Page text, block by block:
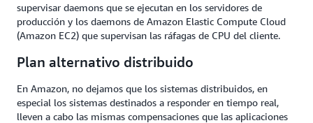
supervisar daemons que se ejecutan en los servidores de
producción y los daemons de Amazon Elastic Compute Cloud
(Amazon EC2) que supervisan las ráfagas de CPU del cliente.
Plan alternativo distribuido
En Amazon, no dejamos que los sistemas distribuidos, en
especial los sistemas destinados a responder en tiempo real,
lleven a cabo las mismas compensaciones que las aplicaciones